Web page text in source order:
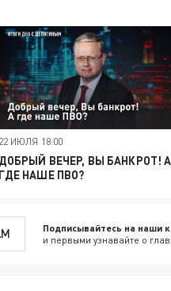
22 ИЮЛЯ 18:00
ДОБРЫЙ ВЕЧЕР, ВЫ БАНКРОТ! А
ГДЕ НАШЕ ПВО?
Подписывайтесь на наши
и первыми узнавайте о